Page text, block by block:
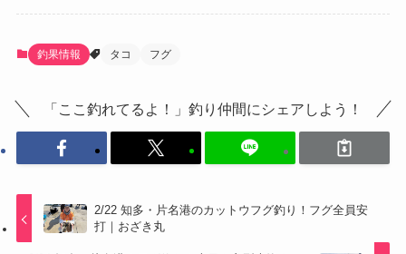
釣果情報 タコ フグ
「ここ釣れてるよ！」釣り仲間にシェアしよう！
2/22 知多・片名港のカットウフグ釣り！フグ全員安
打｜おざき丸